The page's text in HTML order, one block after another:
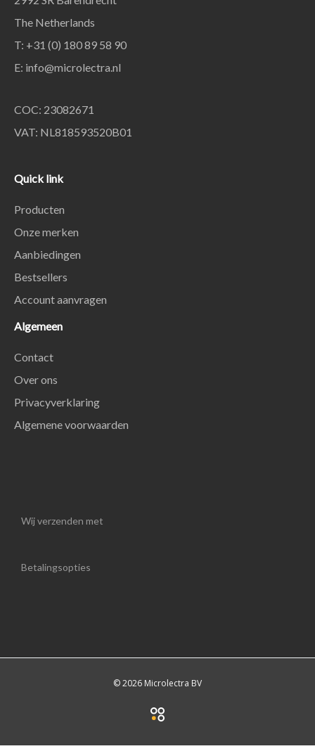
The Netherlands
T: +31 (0) 180 89 58 90
E: info@microlectra.nl
COC: 23082671
VAT: NL818593520B01
Quick link
Producten
Onze merken
Aanbiedingen
Bestsellers
Account aanvragen
Algemeen
Contact
Over ons
Privacyverklaring
Algemene voorwaarden
Wij verzenden met
Betalingsopties
© 2026 Microlectra BV